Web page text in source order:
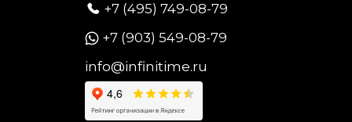
+7 (495) 749-08-79
+7 (903) 549-08-79
info@infinitime.ru